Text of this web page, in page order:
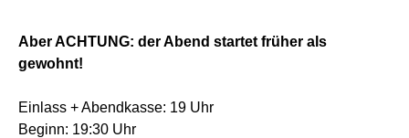
Aber ACHTUNG: der Abend startet früher als
gewohnt!
Einlass + Abendkasse: 19 Uhr
Beginn: 19:30 Uhr